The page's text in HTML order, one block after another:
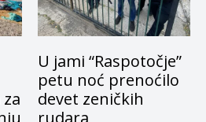
U jami “Raspotočje”
petu noć prenoćilo
devet zeničkih